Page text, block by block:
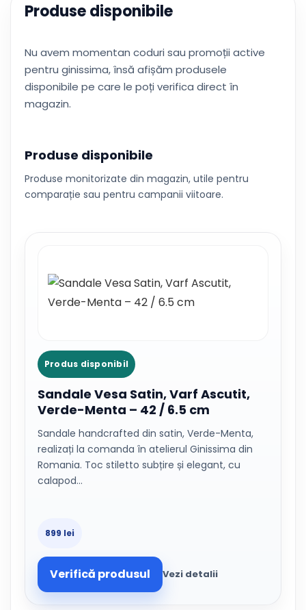
Produse disponibile
Nu avem momentan coduri sau promoții active
pentru ginissima, însă afișăm produsele
disponibile pe care le poți verifica direct în
magazin.
Produse disponibile
Produse monitorizate din magazin, utile pentru
comparație sau pentru campanii viitoare.
Produs disponibil
Sandale Vesa Satin, Varf Ascutit,
Verde-Menta – 42 / 6.5 cm
Sandale handcrafted din satin, Verde-Menta,
realizați la comanda în atelierul Ginissima din
Romania. Toc stiletto subțire și elegant, cu
calapod…
899 lei
Verifică produsul Vezi detalii